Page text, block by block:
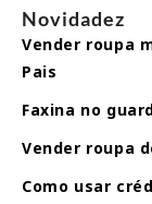
Novidadez
Vender roupa
Pais
Faxina no
Vender roupa
Como usar